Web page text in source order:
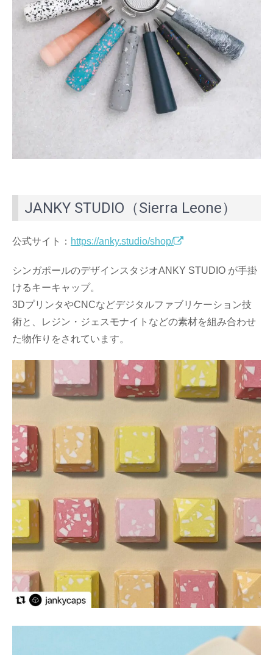
JANKY STUDIO（Sierra Leone）
公式サイト： https://anky.studio/shop/
シンガポールのデザインスタジオANKY STUDIO が手掛
けるキーキャップ。
3DプリンタやCNCなどデジタルファブリケーション技
術と、レジン・ジェスモナイトなどの素材を組み合わせ
た物作りをされています。